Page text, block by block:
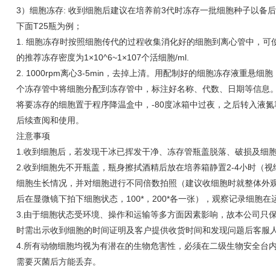
3）细胞冻存: 收到细胞后建议在培养前3代时冻存一批细胞种子以备后
下面T25瓶为例；
1. 细胞冻存时按照细胞传代的过程收集消化好的细胞到离心管中，
的推荐冻存密度为1×10^6~1×107个活细胞/ml.
2. 1000rpm离心3-5min，去掉上清。用配制好的细胞冻存液重悬细
个冻存管中将细胞分配到冻存管中，标注好名称、代数、日期等信息。
将要冻存的细胞置于程序降温盒中，-80度冰箱中过夜，之后转入液
后续查阅和使用。
注意事项
1.收到细胞后，若发现干冰已挥发干净、冻存管瓶盖脱落、破损及细
2.收到细胞先不开瓶盖，瓶身擦拭酒精后放在培养箱静置2-4小时（
细胞生长情况，并对细胞进行不同倍数拍照（建议收细胞时就整体
后在显微镜下拍下细胞状态，100*，200*各一张），观察记录细胞在
3.由于细胞状态受环境、操作和运输等多方面因素影响，故本公司只
时需出示收到细胞的时间证明及客户提供收货时间和发现问题后客服
4.所有动物细胞均视为有潜在的生物危害性，必须在二级生物安全台
需要灭菌后方能丢弃。